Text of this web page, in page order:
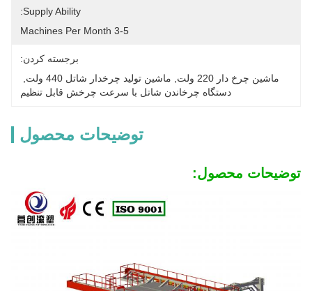
Supply Ability:
3-5 Machines Per Month
برجسته کردن:
ماشین چرخ دار 220 ولت
ماشين توليد چرخدار شاتل 440 ولت
دستگاه چرخاندن شاتل با سرعت چرخش قابل تنظیم
توضیحات محصول
توضیحات محصول: